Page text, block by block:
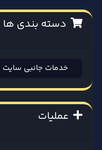
دسته بندی ها
عملیات